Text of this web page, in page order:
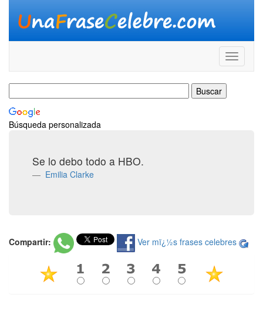
Búsqueda personalizada
Se lo debo todo a HBO.
Emilia Clarke
Compartir: Ver mï¿½s frases celebres